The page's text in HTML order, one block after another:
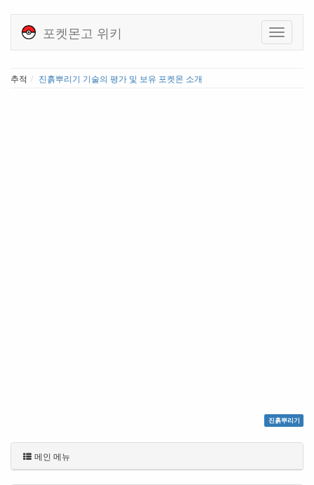
포켓몬고 위키
추적 진흙뿌리기 기술의 평가 및 보유 포켓몬 소개
진흙뿌리기
메인 메뉴